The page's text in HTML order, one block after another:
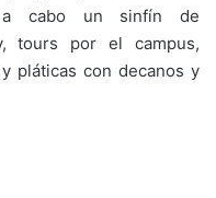
a cabo un sinfín de
tours por el campus,
pláticas con decanos y